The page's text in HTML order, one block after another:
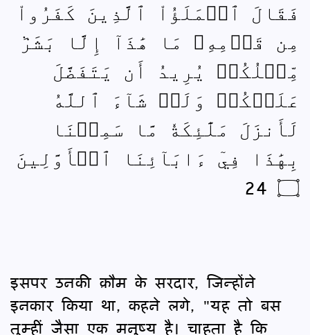
فَقَالَ ٱلۡمَلَؤُاْ ٱلَّذِينَ كَفَرُواْ
مِن قَوۡمِهِۦ مَا هَٰذَآ إِلَّا بَشَرٞ
مِّثۡلُكُمۡ يُرِيدُ أَن يَتَفَضَّلَ
عَلَيۡكُمۡ وَلَوۡ شَآءَ ٱللَّهُ
لَأَنزَلَ مَلَٰٓئِكَةٗ مَّا سَمِعۡنَا
بِهَٰذَا فِيٓ ءَابَآئِنَا ٱلۡأَوَّلِينَ
۝ 24
इसपर उनकी क़ौम के सरदार, जिन्होंने
इनकार किया था, कहने लगे, "यह तो बस
तुम्हीं जैसा एक मनुष्य है। चाहता है कि